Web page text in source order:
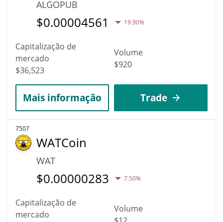
ALGOPUB
$0.00004561 19.90%
Capitalização de
mercado
$36,523
Volume
$920
Mais informação Trade
7507
WATCoin
WAT
$0.00000283 7.50%
Capitalização de
mercado
Volume